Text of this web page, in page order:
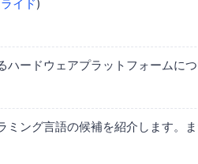
イド)
ハードウェアプラットフォームに
ミング言語の候補を紹介します。